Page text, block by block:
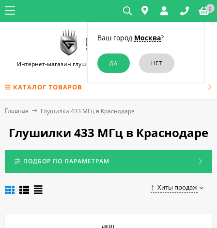
Ваш город Москва?
0
Интернет-магазин глушилок связи и диктофонов в Краснодаре
КАТАЛОГ ТОВАРОВ
Главная Глушилки 433 МГц в Краснодаре
Глушилки 433 МГц в Краснодаре
ПОДБОР ПО ПАРАМЕТРАМ
Хиты продаж